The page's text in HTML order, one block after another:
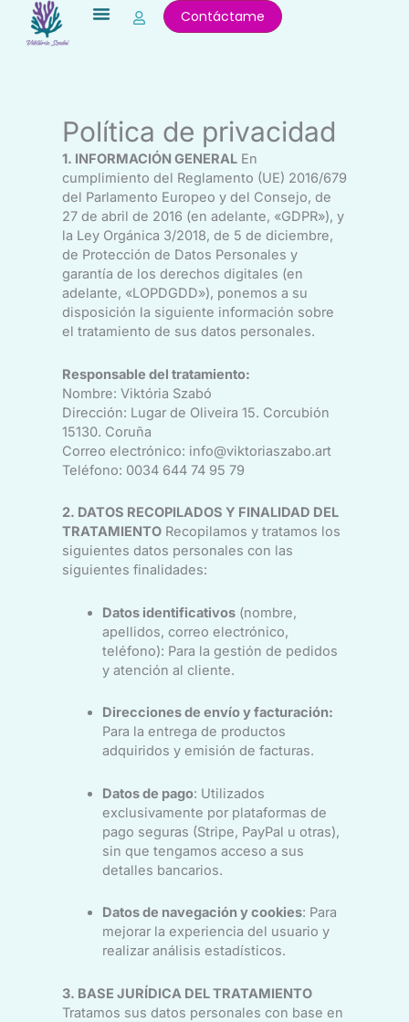
contenido
Contáctame
Política de privacidad
1. INFORMACIÓN GENERALEn
cumplimiento del Reglamento (UE) 2016/679
del Parlamento Europeo y del Consejo, de
27 de abril de 2016 (en adelante, «GDPR»), y
la Ley Orgánica 3/2018, de 5 de diciembre,
de Protección de Datos Personales y
garantía de los derechos digitales (en
adelante, «LOPDGDD»), ponemos a su
disposición la siguiente información sobre
el tratamiento de sus datos personales.
Responsable del tratamiento:
Nombre: Viktória Szabó
Dirección: Lugar de Oliveira 15. Corcubión
15130. Coruña
Correo electrónico: info@viktoriaszabo.art
Teléfono: 0034 644 74 95 79
2. DATOS RECOPILADOS Y FINALIDAD DEL
TRATAMIENTORecopilamos y tratamos los
siguientes datos personales con las
siguientes finalidades:
Datos identificativos(nombre,
apellidos, correo electrónico,
teléfono): Para la gestión de pedidos
y atención al cliente.
Direcciones de envío y facturación:
Para la entrega de productos
adquiridos y emisión de facturas.
Datos de pago: Utilizados
exclusivamente por plataformas de
pago seguras (Stripe, PayPal u otras),
sin que tengamos acceso a sus
detalles bancarios.
Datos de navegación y cookies: Para
mejorar la experiencia del usuario y
realizar análisis estadísticos.
3. BASE JURÍDICA DEL TRATAMIENTO
Tratamos sus datos personales con base en